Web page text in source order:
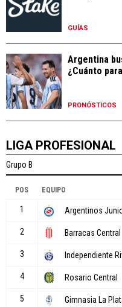
GUÍAS
Argentina
¿Cuánto
PRONÓSTICOS
LIGA PROFESIONAL